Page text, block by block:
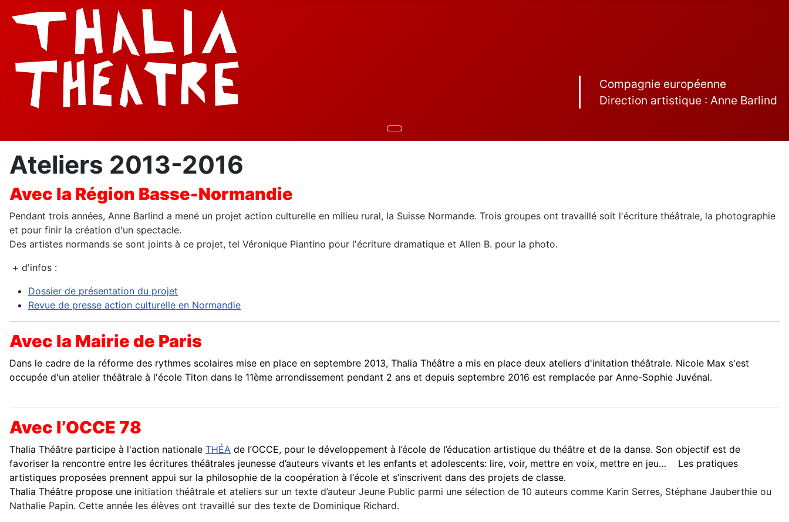
Compagnie européenne
Direction artistique : Anne Barlind
Ateliers 2013-2016
Avec la Région Basse-Normandie
Pendant trois années, Anne Barlind a mené un projet action culturelle en milieu rural, la Suisse Normande. Trois groupes ont travaillé soit l'écriture théâtrale, la photographie
et pour finir la création d'un spectacle.
Des artistes normands se sont joints à ce projet, tel Véronique Piantino pour l'écriture dramatique et Allen B. pour la photo.
+ d'infos :
Dossier de présentation du projet
Revue de presse action culturelle en Normandie
Avec la Mairie de Paris
Dans le cadre de la réforme des rythmes scolaires mise en place en septembre 2013, Thalia Théâtre a mis en place deux ateliers d'initation théâtrale. Nicole Max s'est
occupée d'un atelier théâtrale à l'école Titon dans le 11ème arrondissement pendant 2 ans et depuis septembre 2016 est remplacée par Anne-Sophie Juvénal.
Avec l’OCCE 78
Thalia Théâtre participe à l'action nationale THÉA de l’OCCE, pour le développement à l’école de l’éducation artistique du théâtre et de la danse. Son objectif est de
favoriser la rencontre entre les écritures théâtrales jeunesse d’auteurs vivants et les enfants et adolescents: lire, voir, mettre en voix, mettre en jeu… Les pratiques
artistiques proposées prennent appui sur la philosophie de la coopération à l‘école et s’inscrivent dans des projets de classe.
Thalia Théâtre propose une initiation théâtrale et ateliers sur un texte d’auteur Jeune Public parmi une sélection de 10 auteurs comme Karin Serres, Stéphane Jauberthie ou
Nathalie Papin. Cette année les élèves ont travaillé sur des texte de Dominique Richard.